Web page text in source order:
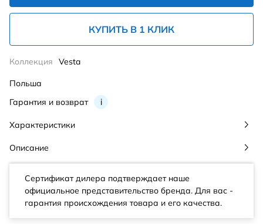
КУПИТЬ В 1 КЛИК
Гарантия и возврат i
Коллекция Vesta
Польша
Характеристики
Описание
Сертификат дилера подтверждает наше
официальное представительство бренда. Для вас -
гарантия происхождения товара и его качества.